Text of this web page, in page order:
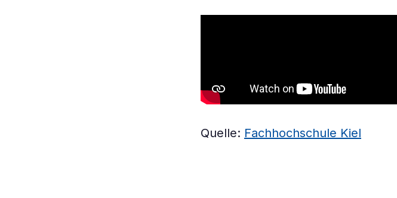
Quelle: Fachhochschule Kiel